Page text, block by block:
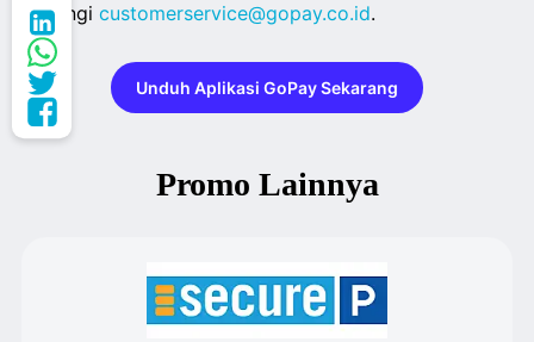
hubungi customerservice@gopay.co.id.
Unduh Aplikasi GoPay Sekarang
Promo Lainnya